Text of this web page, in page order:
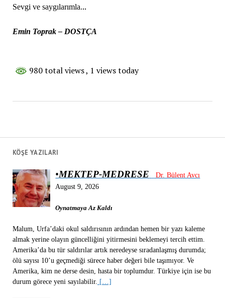
Sevgi ve saygılarımla...
Emin Toprak – DOSTÇA
980 total views, 1 views today
KÖŞE YAZILARI
•MEKTEP-MEDRESE
Dr. Bülent Avcı
August 9, 2026
Oynatmaya Az Kaldı
Malum, Urfa’daki okul saldırısının ardından hemen bir yazı kaleme
almak yerine olayın güncelliğini yitirmesini beklemeyi tercih ettim.
Amerika’da bu tür saldırılar artık neredeyse sıradanlaşmış durumda;
ölü sayısı 10’u geçmediği sürece haber değeri bile taşımıyor. Ve
Amerika, kim ne derse desin, hasta bir toplumdur. Türkiye için ise bu
durum görece yeni sayılabilir. […]